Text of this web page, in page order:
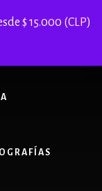
$ 15.000 (CLP)